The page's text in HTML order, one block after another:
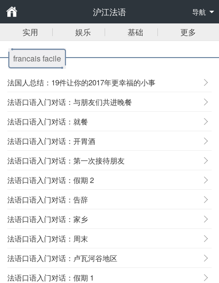
沪江法语 导航
实用 娱乐 基础 更多
francais facile
法国人总结：19件让你的2017年更幸福的小事
法语口语入门对话：与朋友们共进晚餐
法语口语入门对话：就餐
法语口语入门对话：开胃酒
法语口语入门对话：第一次接待朋友
法语口语入门对话：假期 2
法语口语入门对话：告辞
法语口语入门对话：家乡
法语口语入门对话：周末
法语口语入门对话：卢瓦河谷地区
法语口语入门对话：假期 1